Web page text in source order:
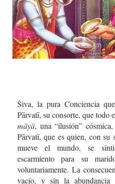
Śiva, la pura Conciencia
Pārvatī, su consorte, que todo
māyā, una “ilusión”
Pārvatī, que es quien, con su
mueve el mundo, se
escarmiento para su
voluntariamente. La
vacío, y sin la abundancia